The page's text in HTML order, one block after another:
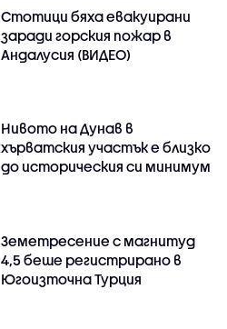
Стотици бяха евакуирани
заради горския пожар в
Андалусия (ВИДЕО)
Нивото на Дунав в
хърватския участък е близко
до историческия си минимум
Земетресение с магнитуд
4,5 беше регистрирано в
Югоизточна Турция